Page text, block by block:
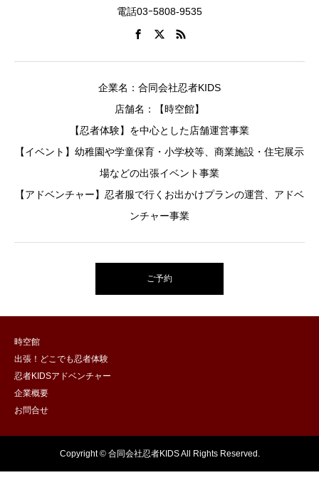
電話03ｰ5808-9535
企業名：合同会社忍者KIDS
店舗名：【時空館】
【忍者体験】を中心とした店舗運営事業
【イベント】幼稚園や学童保育・小学校等、商業施設・住宅展示
場などの出張イベント事業
【アドベンチャー】忍者服で行くお出かけプランの運営、アドベ
ンチャー事業
ご予約
時空館
出張！どこでも忍者体験
忍者KIDSアドベンチャー
企業概要
お問合せ
Copyright © 合同会社忍者KIDS All Rights Reserved.